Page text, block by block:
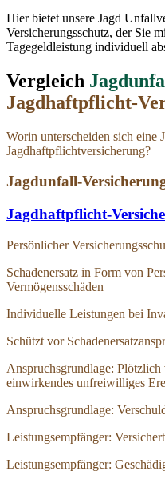
Hier bietet unsere Jagd
Versicherungsschutz, der Sie
Tagegeldleistung individuell
Vergleich
Jagdhaftpflicht-
Worin unterscheiden sich eine
Jagdhaftpflichtversicherung?
Jagdunfall-
Jagdhaftpflicht-
Persönlicher
Schadenersatz in Form von
Vermögensschäden
Individuelle Leistungen bei
Schützt vor
Anspruchsgrundlage:
einwirkendes unfreiwilliges
Anspruchsgrundlage:
Leistungsempfänger:
Leistungsempfänger: